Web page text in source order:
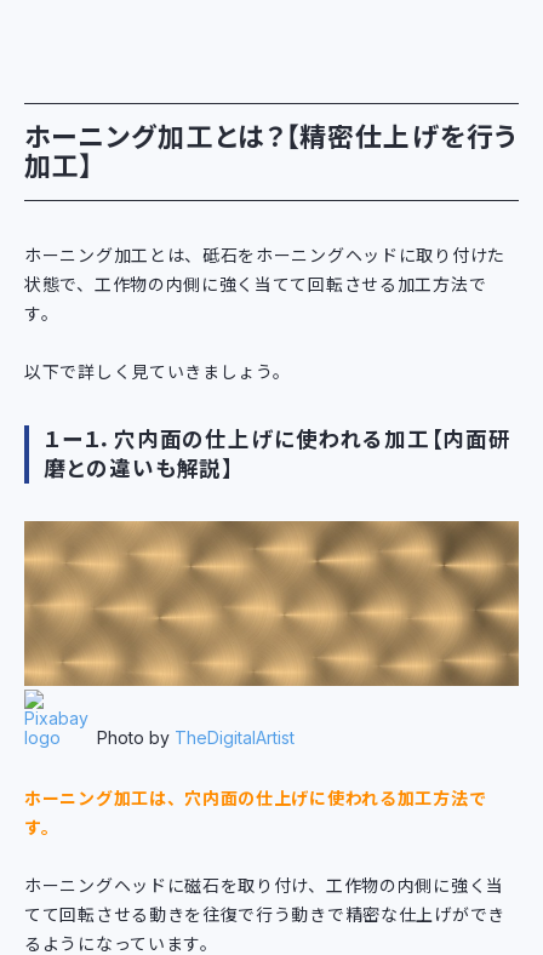
ホーニング加工とは？【精密仕上げを行う
加工】
ホーニング加工とは、砥石をホーニングヘッドに取り付けた
状態で、工作物の内側に強く当てて回転させる加工方法で
す。
以下で詳しく見ていきましょう。
１ー１．穴内面の仕上げに使われる加工【内面研
磨との違いも解説】
Photo by TheDigitalArtist
ホーニング加工は、穴内面の仕上げに使われる加工方法で
す。
ホーニングヘッドに磁石を取り付け、工作物の内側に強く当
てて回転させる動きを往復で行う動きで精密な仕上げができ
るようになっています。